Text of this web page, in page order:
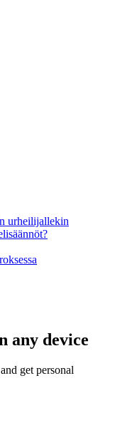
urheilijallekin
any device
get personal